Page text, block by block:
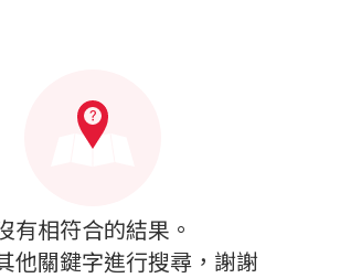
有相符合的結果。
他關鍵字進行搜尋，謝謝